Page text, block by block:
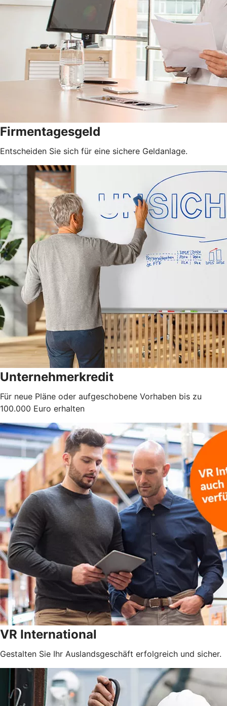
Firmentagesgeld
Entscheiden Sie sich für eine sichere Geldanlage.
Unternehmerkredit
Für neue Pläne oder aufgeschobene Vorhaben bis zu
100.000 Euro erhalten
VR International
Gestalten Sie Ihr Auslandsgeschäft erfolgreich und sicher.